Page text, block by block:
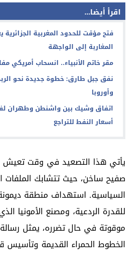
اقرأ أيضا...
فتح مؤقت للحدود المغربية
المغاربة إلى الواجهة
مقر خاتم الأنبياء.. انسحاب أمريكي
نفق جبل طارق: خطوة جديدة نحو
وأوروبا
اتفاق وشيك بين واشنطن وطهران
أسعار النفط للتراجع
يأتي هذا التصعيد في وقت تعيش
صفيح ساخن، حيث تتشابك الملفات
السياسية. استهداف منطقة
للقدرة الردعية، ومصنع الأمونيا
موقوتة في حال تضرره، يمثل
الخطوط الحمراء القديمة وتأسيس